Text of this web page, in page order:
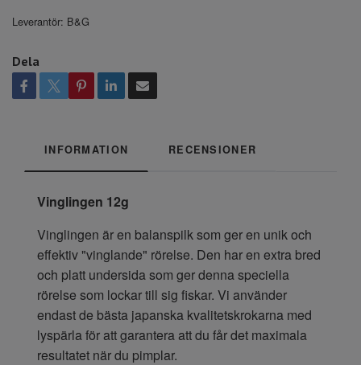
Leverantör: B&G
Dela
INFORMATION RECENSIONER
Vinglingen 12g
Vinglingen är en balanspilk som ger en unik och
effektiv "vinglande" rörelse. Den har en extra bred
och platt undersida som ger denna speciella
rörelse som lockar till sig fiskar. Vi använder
endast de bästa japanska kvalitetskrokarna med
lyspärla för att garantera att du får det maximala
resultatet när du pimplar.